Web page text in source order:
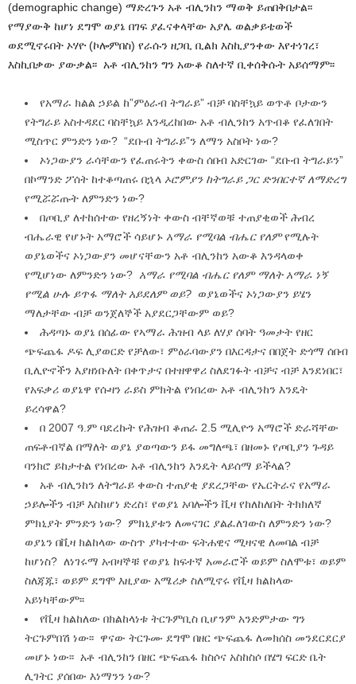
(demographic change) ማድረጉን አቶ ብሊንከን ማወቅ ይጠበቅበታል፡፡
የማያውቅ ከሆነ ደግሞ ወያኔ በገፍ ያፈናቀላቸው አያሌ ወልቃይቴወች
ወደሚኖሩበት ኦሃዮ (ኮሎምበስ) የራሱን ዘጋቢ ቢልክ እስኪያንቀው እየተነገረ፣
እስኪበቃው ያውቃል፡፡ አቶ ብሊንከን ግን አውቆ ስለተኛ ቢቀሰቅሱት አይሰማም፡፡
የአማራ ክልል ኃይል ከ”ምዕራብ ትግራይ” ብቻ ባስቸኳይ ወጥቶ ቦታውን
የትግራይ አስተዳደር ባስቸኳይ እንዲረከበው አቶ ብሊንከን አጥብቆ የፈለገበት
ሚስጥር ምንድን ነው? “ደቡብ ትግራይ”ን ለማን አስቦት ነው?
ኦነጋውያን ራሳቸውን የፈጠሩትን ቀውስ ሰበብ አድርገው “ደቡብ ትግራይን”
በኮማንድ ፖሰት ከተቆጣጠሩ በኋላ ኦሮምያን ከትግራይ ጋር ድንበርተኛ ለማድረግ
የሚሯሯጡት ለምንድን ነው?
በጦቢያ ለተከሰተው የዘረኝነት ቀውስ ብቸኛወቹ ተጠያቂወች ሕብረ
ብሔራዊ የሆኑት አማሮች ሳይሆኑ አማራ የሚባል ብሔር የለምየሚሉት
ወያኔወችና ኦነጋውያን መሆናቸውን አቶ ብሊንከን አውቆ እንዳላወቀ
የሚሆነው ለምንድን ነው? አማራ የሚባል ብሔር የለም ማለት አማራ ነኝ
የሚል ሁሉ ይጥፋ ማለት አይደለም ወይ? ወያኔወችና ኦነጋውያን ይሄን
ማለታቸው ብቻ ወንጀለኞች አያደርጋቸውም ወይ?
ሕዳጣኑ ወያኔ በሰፊው የኣማራ ሕዝብ ላይ ለሃያ ሰባት ዓመታት የዘር
ጭፍጨፋ ዶፍ ሊያወርድ የቻለው፣ ምዕራባውያን በእርዳታና በበጀት ድጎማ ሰበብ
ቢሊዮኖችን እያዘነቡለት በቀጥታና በተዘዋዋሪ ስለደገፉት ብቻና ብቻ እንደነበር፣
የአፍቃሪ ወያኔዋ የሱዛን ራይስ ምክትል የነበረው አቶ ብሊንከን እንዴት
ይረሳዋል?
በ 2007 ዓ.ም ባደረኩት የሕዝብ ቆጠራ 2.5 ሚሊዮን አማሮች ድራሻቸው
ጠፍቶብኛል በማለት ወያኔ ያወጣውን ይፋ መግለጫ፣ በዘመኑ የጦቢያን ጉዳይ
ባንክሮ ይከታተል የነበረው አቶ ብሊንከን እንዴት ላይሰማ ይችላል?
አቶ ብሊንከን ለትግራይ ቀውስ ተጠያቂ ያደረጋቸው የኤርትራና የአማራ
ኃይሎችን ብቻ እስከሆነ ድረስ፣ የወያኔ አባሎችን ቪዛ የከለከለበት ትክክለኛ
ምክኒያት ምንድን ነው? ምክኒያቱን ለመናገር ያልፈለገውስ ለምንድን ነው?
ወያኔን በቪዛ ክልከላው ውስጥ ያካተተው ፍትሐዊና ሚዛናዊ ለመባል ብቻ
ከሆነስ? ለነገሩማ አብዛኞቹ የወያኔ ከፍተኛ አመራሮች ወይም ስለሞቱ፣ ወይም
ስለጃጁ፣ ወይም ደግሞ እዚያው አሜሪቃ ስለሚኖሩ የቪዛ ክልከላው
አይነካቸውም፡፡
የቪዛ ክልከለው በክልከላነቱ ትርጉምቢስ ቢሆንም አንድምታው ግን
ትርጉምበሽ ነው፡፡ ዋናው ትርጉሙ ደግሞ በዘር ጭፍጨፋ ለመክሰስ መንደርደርያ
መሆኑ ነው፡፡ አቶ ብሊንከን በዘር ጭፍጨፋ ከስሶና አስከስሶ በሄግ ፍርድ ቤት
ሊገትር ያሰበው እነማንን ነው?